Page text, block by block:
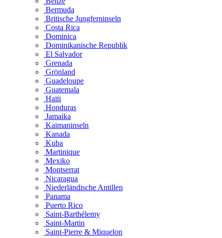
Bermuda
Britische Jungferninseln
Costa Rica
Dominica
Dominikanische Republik
El Salvador
Grenada
Grönland
Guadeloupe
Guatemala
Haiti
Honduras
Jamaika
Kaimaninseln
Kanada
Kuba
Martinique
Mexiko
Montserrat
Nicaragua
Niederländische Antillen
Panama
Puerto Rico
Saint-Barthélemy
Saint-Martin
Saint-Pierre & Miquelon